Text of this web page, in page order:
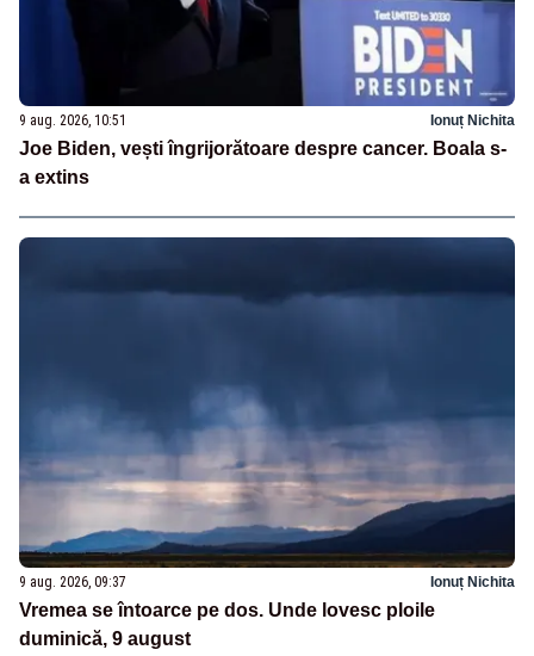
9 aug. 2026, 10:51 Ionuț Nichita
Joe Biden, vești îngrijorătoare despre cancer. Boala s-
a extins
9 aug. 2026, 09:37 Ionuț Nichita
Vremea se întoarce pe dos. Unde lovesc ploile
duminică, 9 august